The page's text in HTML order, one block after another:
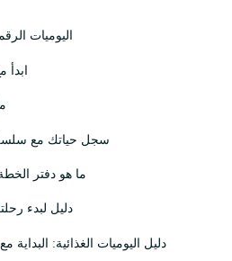
اليوميات
ابدأ
سجل حياتك مع
ما هو دفتر الخطة
دليل لبدء
دليل اليوميات الغذائية: البداية